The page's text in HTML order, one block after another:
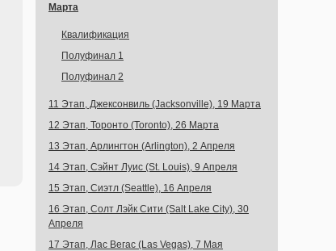
Марта
Квалификация
Полуфинал 1
Полуфинал 2
11 Этап, Джексонвиль (Jacksonville), 19 Марта
12 Этап, Торонто (Toronto), 26 Марта
13 Этап, Арлингтон (Arlington), 2 Апреля
14 Этап, Сэйнт Луис (St. Louis), 9 Апреля
15 Этап, Сиэтл (Seattle), 16 Апреля
16 Этап, Солт Лэйк Сити (Salt Lake City), 30
Апреля
17 Этап, Лас Вегас (Las Vegas), 7 Мая